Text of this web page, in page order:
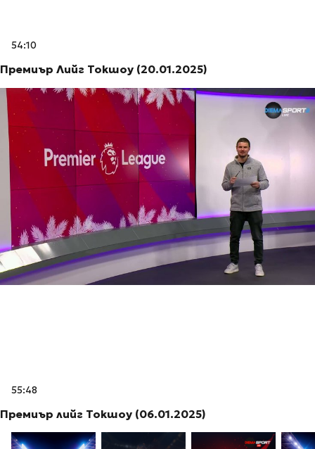
54:10
Премиър Лийг Токшоу (20.01.2025)
55:48
Премиър лийг Токшоу (06.01.2025)